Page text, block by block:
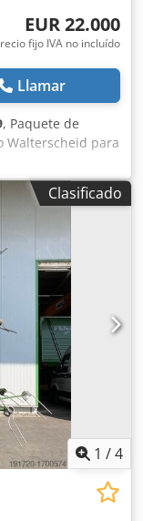
EUR 22.000
fijo IVA no incluído
Llamar
, Paquete de
Walterscheid para
para aro
de velocidad /
cambio / eje con
4 células de
Clasificado
1 /4